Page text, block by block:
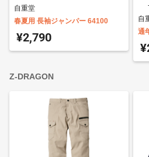
自重堂
春夏用 長袖ジャンパー 64100
¥2,790
自
通
Z-DRAGON